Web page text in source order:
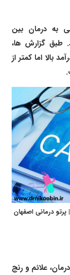
به درمان بین
طبق گزارش ها،
با درآمد بالا اما کمتر از
درمانی اصفهان
علائم و رنج